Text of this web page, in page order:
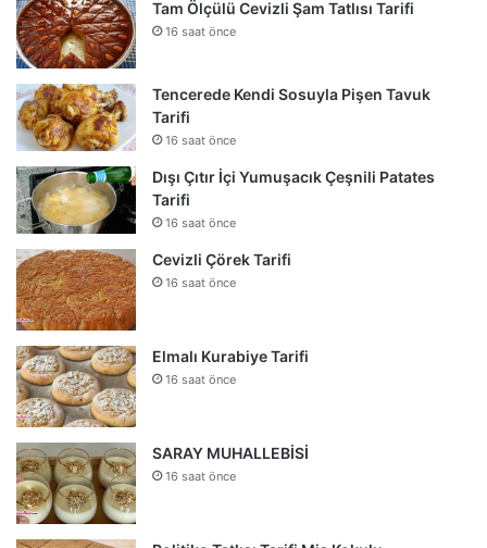
Tam Ölçülü Cevizli Şam Tatlısı Tarifi
16 saat önce
Tencerede Kendi Sosuyla Pişen Tavuk
Tarifi
16 saat önce
Dışı Çıtır İçi Yumuşacık Çeşnili Patates
Tarifi
16 saat önce
Cevizli Çörek Tarifi
16 saat önce
Elmalı Kurabiye Tarifi
16 saat önce
SARAY MUHALLEBİSİ
16 saat önce